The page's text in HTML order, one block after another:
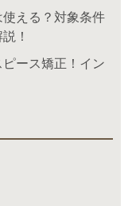
使える？対象条件
！
ース矯正！イン